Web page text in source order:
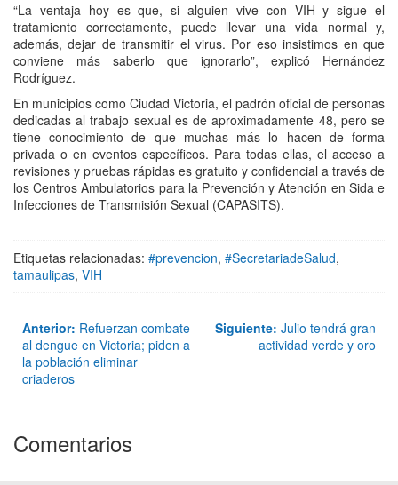
“La ventaja hoy es que, si alguien vive con VIH y sigue el
tratamiento correctamente, puede llevar una vida normal y,
además, dejar de transmitir el virus. Por eso insistimos en que
conviene más saberlo que ignorarlo”, explicó Hernández
Rodríguez.
En municipios como Ciudad Victoria, el padrón oficial de personas
dedicadas al trabajo sexual es de aproximadamente 48, pero se
tiene conocimiento de que muchas más lo hacen de forma
privada o en eventos específicos. Para todas ellas, el acceso a
revisiones y pruebas rápidas es gratuito y confidencial a través de
los Centros Ambulatorios para la Prevención y Atención en Sida e
Infecciones de Transmisión Sexual (CAPASITS).
Etiquetas relacionadas: #prevencion, #SecretariadeSalud,
tamaulipas, VIH
Anterior: Refuerzan combate
al dengue en Victoria; piden a
la población eliminar
criaderos
Siguiente: Julio tendrá gran
actividad verde y oro
Comentarios